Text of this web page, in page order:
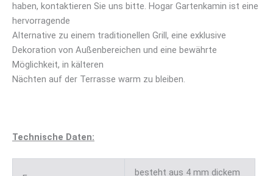
haben, kontaktieren Sie uns bitte. Hogar Gartenkamin ist eine
hervorragende
Alternative zu einem traditionellen Grill, eine exklusive
Dekoration von Außenbereichen und eine bewährte
Möglichkeit, in kälteren
Nächten auf der Terrasse warm zu bleiben.
Technische Daten:
besteht aus 4 mm dickem